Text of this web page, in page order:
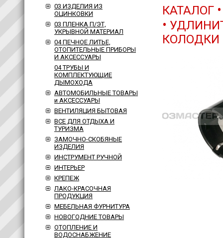
03 ИЗДЕЛИЯ ИЗ
ОЦИНКОВКИ
03 ПЛЕНКА П/ЭТ,
УКРЫВНОЙ МАТЕРИАЛ
04 ПЕЧНОЕ ЛИТЬЕ,
ОТОПИТЕЛЬНЫЕ ПРИБОРЫ
И АКСЕССУАРЫ
04 ТРУБЫ И
КОМПЛЕКТУЮЩИЕ
ДЫМОХОДА
АВТОМОБИЛЬНЫЕ ТОВАРЫ
и АКСЕССУАРЫ
ВЕНТИЛЯЦИЯ БЫТОВАЯ
ВСЕ ДЛЯ ОТДЫХА И
ТУРИЗМА
ЗАМОЧНО-СКОБЯНЫЕ
ИЗДЕЛИЯ
ИНСТРУМЕНТ РУЧНОЙ
ИНТЕРЬЕР
КРЕПЕЖ
ЛАКО-КРАСОЧНАЯ
ПРОДУКЦИЯ
МЕБЕЛЬНАЯ ФУРНИТУРА
НОВОГОДНИЕ ТОВАРЫ
ОТОПЛЕНИЕ И
ВОДОСНАБЖЕНИЕ
КАТАЛОГ
•
КОЛОДКИ